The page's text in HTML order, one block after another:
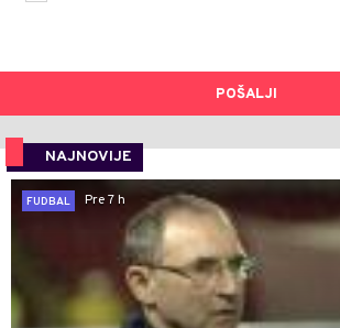
POŠALJI
NAJNOVIJE
FUDBAL
Pre 7 h